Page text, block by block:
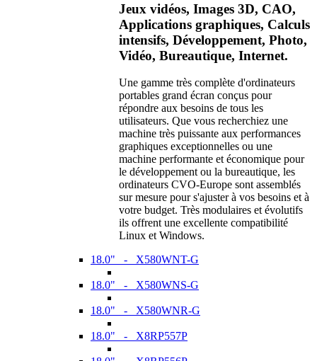
Jeux vidéos, Images 3D, CAO,
Applications graphiques, Calculs
intensifs, Développement, Photo,
Vidéo, Bureautique, Internet.
Une gamme très complète d'ordinateurs
portables grand écran conçus pour
répondre aux besoins de tous les
utilisateurs. Que vous recherchiez une
machine très puissante aux performances
graphiques exceptionnelles ou une
machine performante et économique pour
le développement ou la bureautique, les
ordinateurs CVO-Europe sont assemblés
sur mesure pour s'ajuster à vos besoins et à
votre budget. Très modulaires et évolutifs
ils offrent une excellente compatibilité
Linux et Windows.
18.0" - X580WNT-G
18.0" - X580WNS-G
18.0" - X580WNR-G
18.0" - X8RP557P